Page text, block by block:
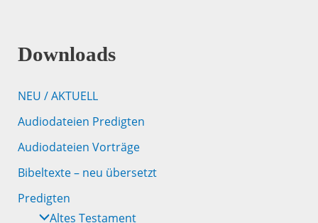
Downloads
NEU / AKTUELL
Audiodateien Predigten
Audiodateien Vorträge
Bibeltexte – neu übersetzt
Predigten
Altes Testament